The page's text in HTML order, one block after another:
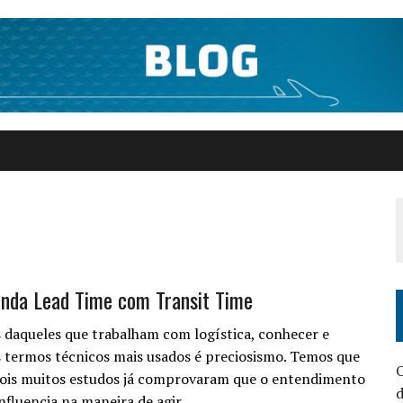
Lead Time com Transit Time
que trabalham com logística, conhecer e
técnicos mais usados é preciosismo. Temos que
muitos estudos já comprovaram que o entendimento